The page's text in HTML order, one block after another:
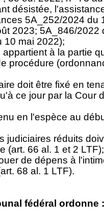
désistée,
5A_252/2024 du
2023; 5A_846/2022
10 mai 2022);
à la partie
procédure
doit être fixé en
ce jour par la Cour
en l'espèce au
judiciaires réduits
(art. 66 al. 1 et 2 LTF
de dépens à
art. 68 al. 1 LTF).
fédéral ordonne :